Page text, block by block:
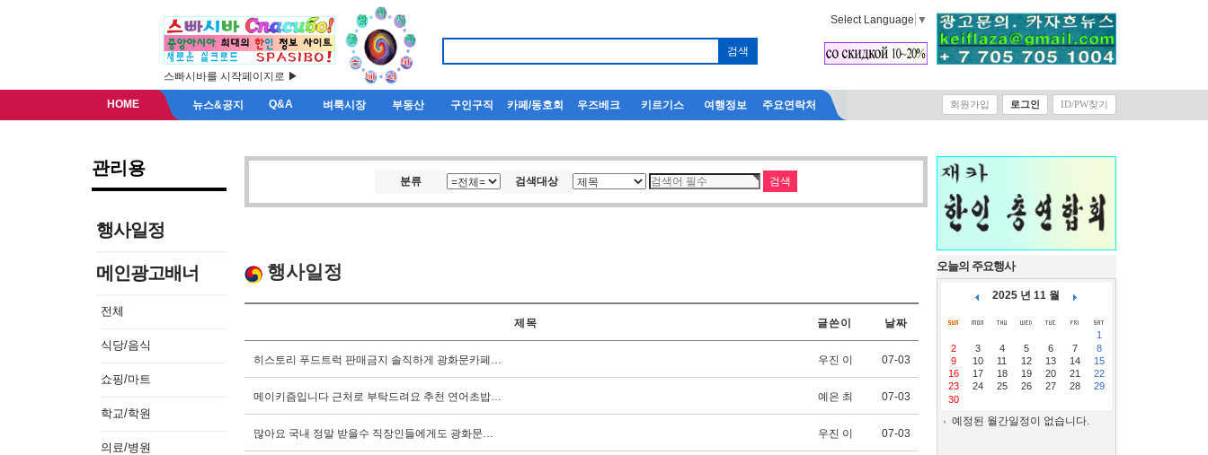
스빠시바를 시작페이지로 ▶
Select Language ▼
HOME 뉴스&공지 Q&A 벼룩시장 부동산 구인구직 카페/동호회 우즈베크 키르기스 여행정보 주요연락처 회원가입 로그인 ID/PW찾기
관리용
행사일정
메인광고배너
전체
식당/음식
쇼핑/마트
학교/학원
의료/병원
분류 검색대상
행사일정
제목 글쓴이 날짜
히스토리 푸드트럭 판매금지 솔직하게 광화문카페… 우진 이 07-03
메이키즘입니다 근처로 부탁드려요 추천 연어초밥… 예은 최 07-03
많아요 국내 정말 받을수 직장인들에게도 광화문… 우진 이 07-03
오늘의 주요행사
2025 년 11 월
1
2
3 4 5 6 7
8
9
10 11 12 13 14
15
16
17 18 19 20 21
22
23
24 25 26 27 28
29
30
예정된 월간일정이 없습니다.